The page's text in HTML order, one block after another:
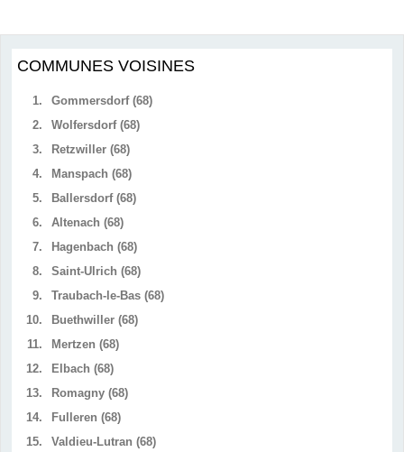
COMMUNES VOISINES
1.
Gommersdorf (68)
2.
Wolfersdorf (68)
3.
Retzwiller (68)
4.
Manspach (68)
5.
Ballersdorf (68)
6.
Altenach (68)
7.
Hagenbach (68)
8.
Saint-Ulrich (68)
9.
Traubach-le-Bas (68)
10.
Buethwiller (68)
11.
Mertzen (68)
12.
Elbach (68)
13.
Romagny (68)
14.
Fulleren (68)
15.
Valdieu-Lutran (68)